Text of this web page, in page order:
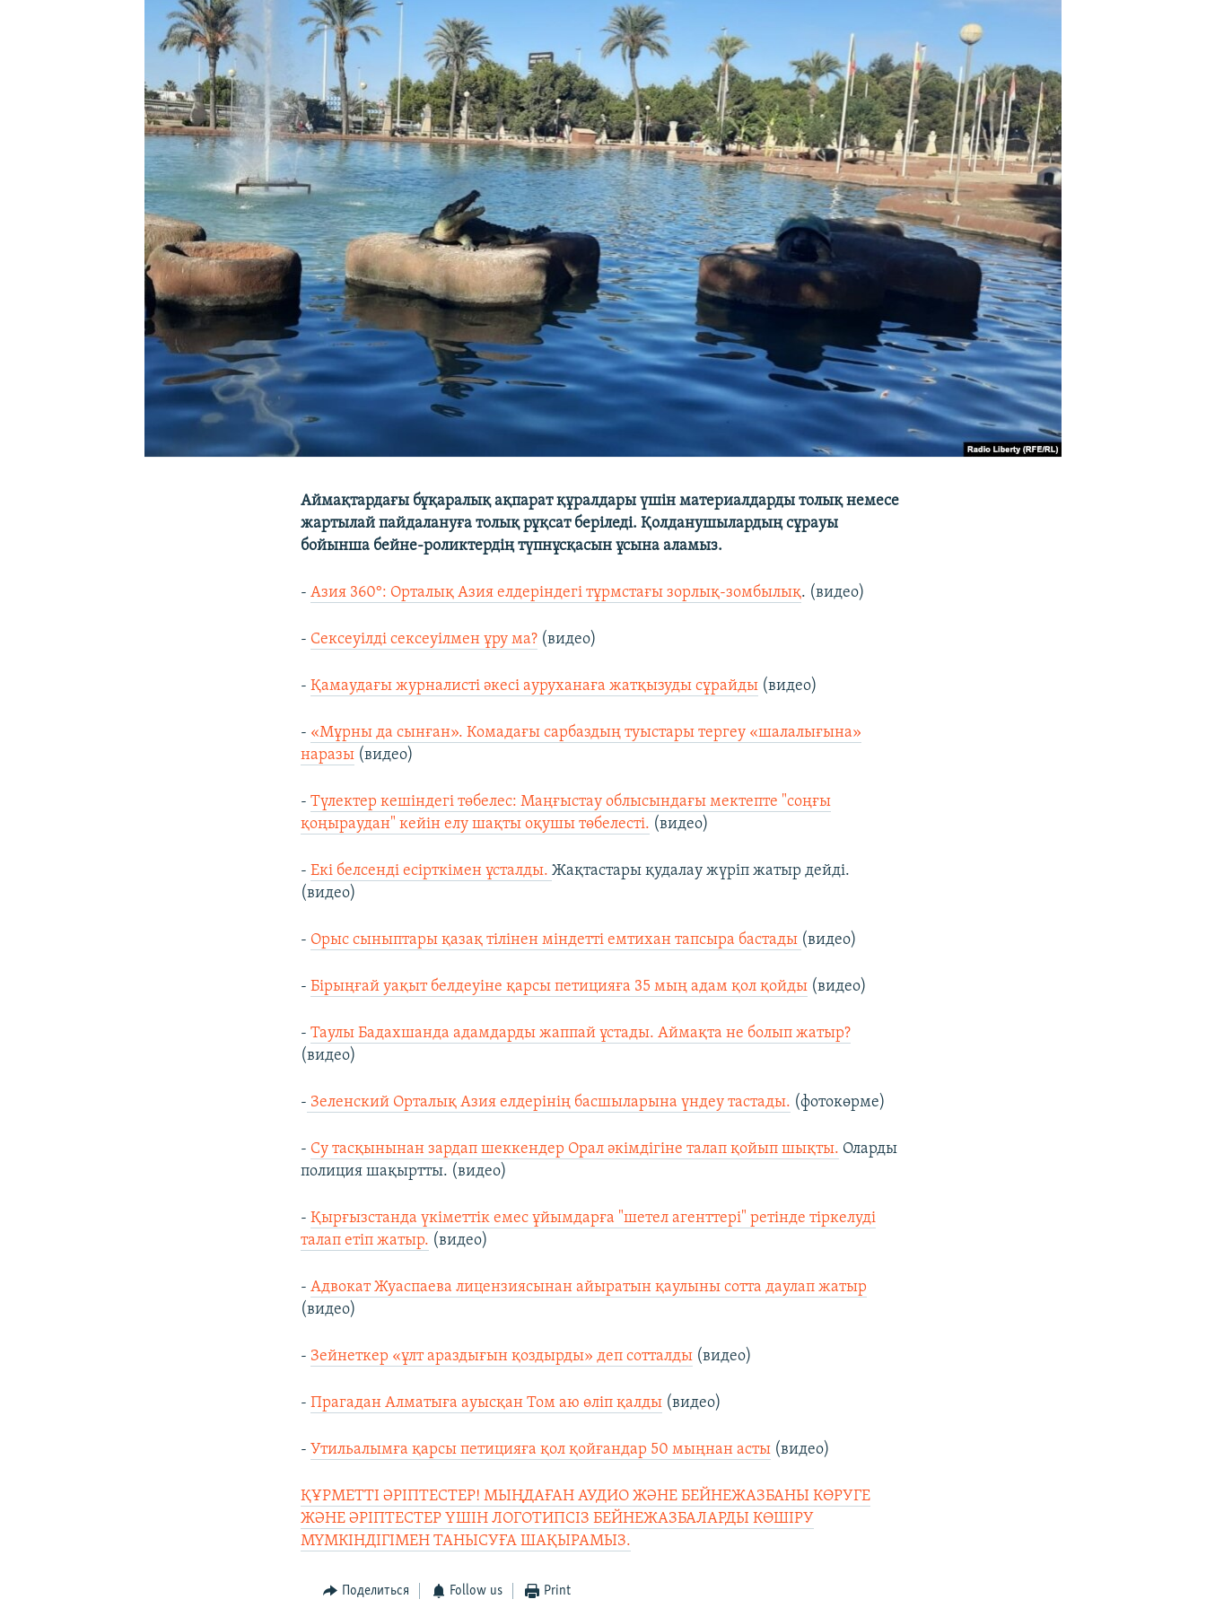
Аймақтардағы бұқаралық ақпарат құралдары үшін материалдарды толық немесе
жартылай пайдалануға толық рұқсат беріледі. Қолданушылардың сұрауы
бойынша бейне-роликтердің түпнұсқасын ұсына аламыз.
-Азия 360°: Орталық Азия елдеріндегі тұрмстағы зорлық-зомбылық. (видео)
- Сексеуілді сексеуілмен ұру ма? (видео)
-Қамаудағы журналисті әкесі ауруханаға жатқызуды сұрайды (видео)
- «Мұрны да сынған». Комадағы сарбаздың туыстары тергеу «шалалығына»
наразы (видео)
-Түлектер кешіндегі төбелес: Маңғыстау облысындағы мектепте "соңғы
қоңыраудан" кейін елу шақты оқушы төбелесті. (видео)
-Екі белсенді есірткімен ұсталды.Жақтастары қудалау жүріп жатыр дейді.
(видео)
- Орыс сыныптары қазақ тілінен міндетті емтихан тапсыра бастады (видео)
-Бірыңғай уақыт белдеуіне қарсы петицияға 35 мың адам қол қойды (видео)
-Таулы Бадахшанда адамдарды жаппай ұстады. Аймақта не болып жатыр?
(видео)
- Зеленский Орталық Азия елдерінің басшыларына үндеу тастады. (фотокөрме)
- Су тасқынынан зардап шеккендер Орал әкімдігіне талап қойып шықты. Оларды
полиция шақыртты. (видео)
-Қырғызстанда үкіметтік емес ұйымдарға "шетел агенттері" ретінде тіркелуді
талап етіп жатыр. (видео)
-Адвокат Жуаспаева лицензиясынан айыратын қаулыны сотта даулап жатыр
(видео)
- Зейнеткер «ұлт араздығын қоздырды» деп сотталды (видео)
-Прагадан Алматыға ауысқан Том аю өліп қалды (видео)
-Утильалымға қарсы петицияға қол қойғандар 50 мыңнан асты (видео)
ҚҰРМЕТТІ ӘРІПТЕСТЕР! МЫҢДАҒАН АУДИО ЖӘНЕ БЕЙНЕЖАЗБАНЫ КӨРУГЕ
ЖӘНЕ ӘРІПТЕСТЕР ҮШІН ЛОГОТИПСІЗ БЕЙНЕЖАЗБАЛАРДЫ КӨШІРУ
МҮМКІНДІГІМЕН ТАНЫСУҒА ШАҚЫРАМЫЗ.
Поделиться Follow us Print